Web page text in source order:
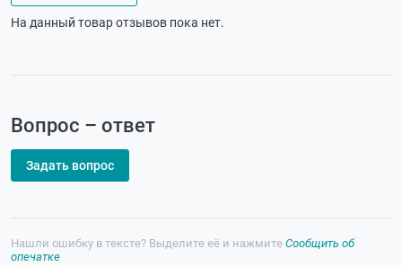
На данный товар отзывов пока нет.
Вопрос – ответ
Задать вопрос
Нашли ошибку в тексте? Выделите её и нажмите Сообщить об
опечатке